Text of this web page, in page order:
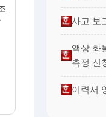
사고 보
액상 화
측정 신
이력서